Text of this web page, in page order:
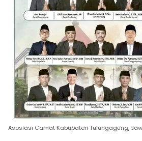
Asosiasi Camat Kabupaten Tulungagung,